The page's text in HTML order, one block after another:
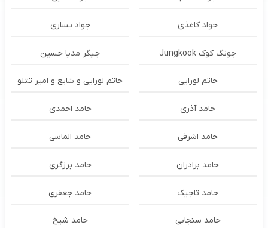
جواد کاغذی جواد یساری
جونگ کوک Jungkook جیگر مدیا حسین
حاتم لورایی حاتم لورایی و شایع و امیر تتلو
حامد آذری حامد احمدی
حامد اشرفی حامد الماسی
حامد برادران حامد برزگری
حامد تاجیک حامد جعفری
حامد سنجابی حامد شیخ